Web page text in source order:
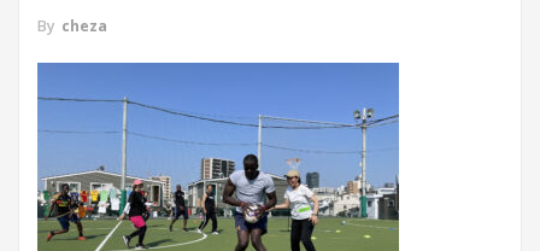
By cheza